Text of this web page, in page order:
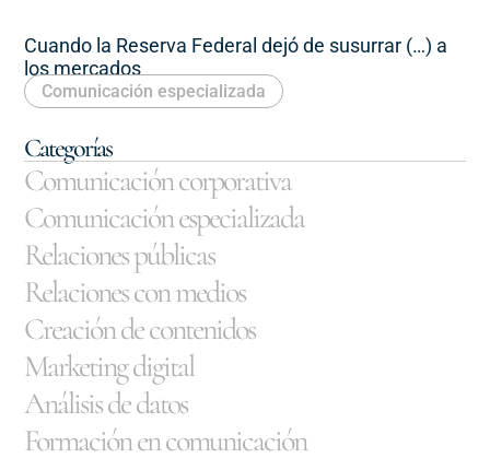
Cuando la Reserva Federal dejó de susurrar (…) a
los mercados
Comunicación especializada
Categorías
Comunicación corporativa
Comunicación especializada
Relaciones públicas
Relaciones con medios
Creación de contenidos
Marketing digital
Análisis de datos
Formación en comunicación